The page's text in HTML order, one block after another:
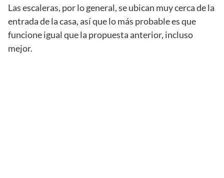
Las escaleras, por lo general, se ubican muy cerca de la
entrada de la casa, así que lo más probable es que
funcione igual que la propuesta anterior, incluso
mejor.